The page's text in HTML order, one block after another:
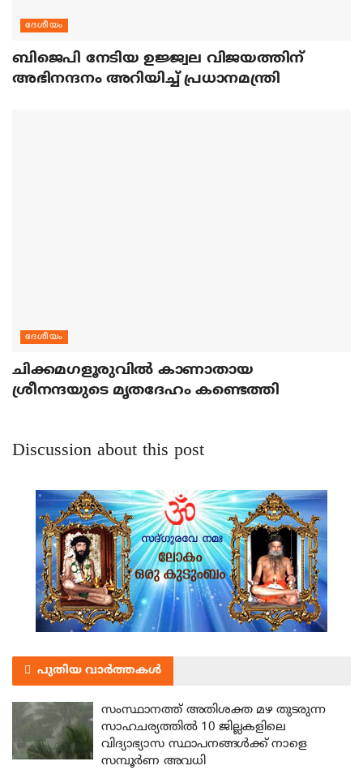
ദേശീയം
ബിജെപി നേടിയ ഉജ്ജ്വല വിജയത്തിന്
അഭിനന്ദനം അറിയിച്ച് പ്രധാനമന്ത്രി
ദേശീയം
ചിക്കമഗളൂരുവില്‍ കാണാതായ
ശ്രീനന്ദയുടെ മൃതദേഹം കണ്ടെത്തി
Discussion about this post
പുതിയ വാർത്തകൾ
സംസ്ഥാനത്ത് അതിശക്ത മഴ തുടരുന്ന
സാഹചര്യത്തിൽ 10 ജില്ലകളിലെ
വിദ്യാഭ്യാസ സ്ഥാപനങ്ങൾക്ക് നാളെ
സമ്പൂർണ അവധി